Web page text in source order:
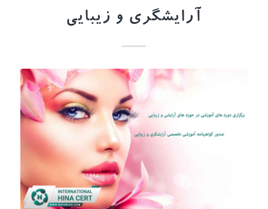
آرایشگری و زیبایی